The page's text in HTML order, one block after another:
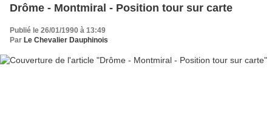
Drôme - Montmiral - Position tour sur carte
Publié le 26/01/1990 à 13:49
Par Le Chevalier Dauphinois